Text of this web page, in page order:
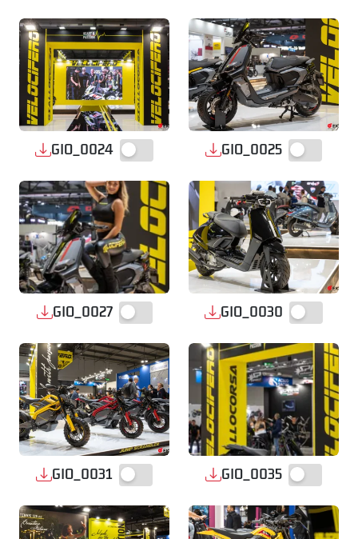
GIO_0024 GIO_0025
GIO_0027 GIO_0030
GIO_0031 GIO_0035